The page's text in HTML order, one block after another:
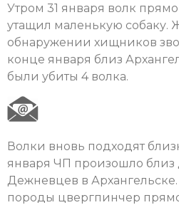
Утром 31 января волк
утащил маленькую собаку.
обнаружении хищников
конце января близ
были убиты 4 волка.
Волки вновь подходят
января ЧП произошло
Дежневцев в
породы цвергпинчер